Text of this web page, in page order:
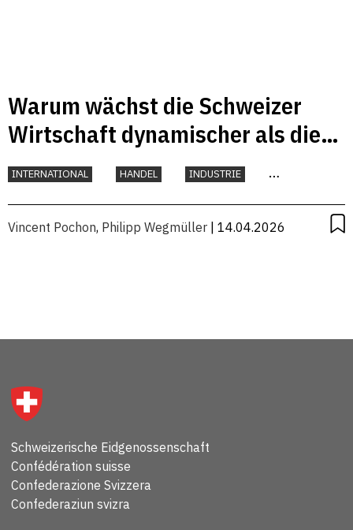
Warum wächst die Schweizer
Wirtschaft dynamischer als die
österreichische?
INTERNATIONAL HANDEL
INDUSTRIE
Vincent Pochon, Philipp Wegmüller | 14.04.2026
Schweizerische Eidgenossenschaft
Confédération suisse
Confederazione Svizzera
Confederaziun svizra